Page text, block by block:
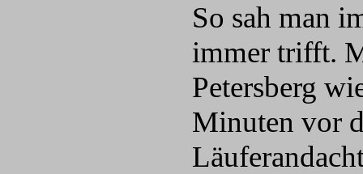
So sah man
immer trifft.
Petersberg
Minuten vor